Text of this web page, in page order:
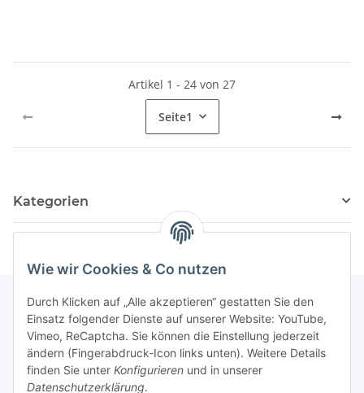
Wie wir Cookies & Co nutzen
Durch Klicken auf „Alle akzeptieren“ gestatten Sie den
Einsatz folgender Dienste auf unserer Website: YouTube,
Vimeo, ReCaptcha. Sie können die Einstellung jederzeit
ändern (Fingerabdruck-Icon links unten). Weitere Details
finden Sie unter Konfigurieren und in unserer
Datenschutzerklärung.
Artikel 1 - 24 von 27
Seite1
Kategorien
Informationen
Gesetzliche Informationen